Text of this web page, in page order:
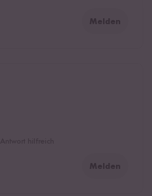
Melden
Melden